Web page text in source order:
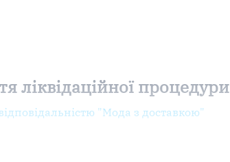
ліквідаційної процедури
"Мода з доставкою"